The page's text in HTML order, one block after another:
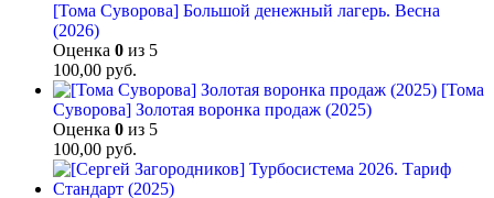
[Тома Суворова] Большой денежный лагерь. Весна
(2026)
Оценка 0 из 5
100,00 руб.
[Тома
Суворова] Золотая воронка продаж (2025)
Оценка 0 из 5
100,00 руб.